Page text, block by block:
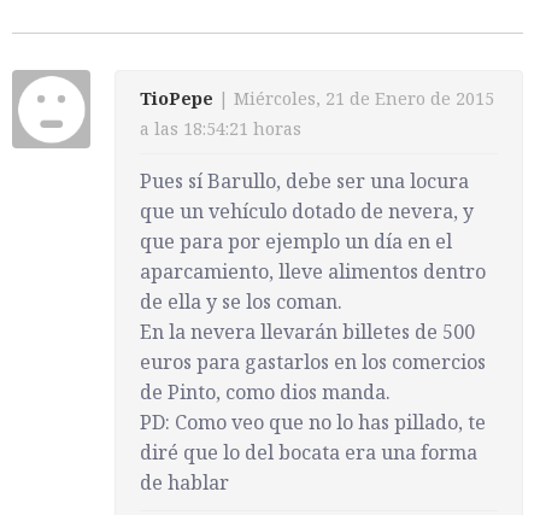
TioPepe | Miércoles, 21 de Enero de 2015
a las 18:54:21 horas
Pues sí Barullo, debe ser una locura
que un vehículo dotado de nevera, y
que para por ejemplo un día en el
aparcamiento, lleve alimentos dentro
de ella y se los coman.
En la nevera llevarán billetes de 500
euros para gastarlos en los comercios
de Pinto, como dios manda.
PD: Como veo que no lo has pillado, te
diré que lo del bocata era una forma
de hablar